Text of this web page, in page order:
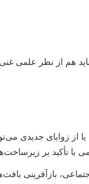
از نظر علمی
از زوایای جدیدی
تأکید بر
بازآفرینی